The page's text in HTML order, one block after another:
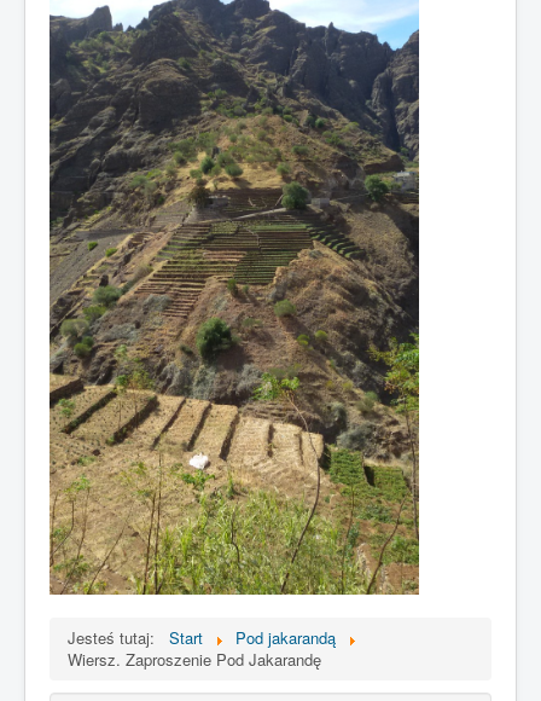
Jesteś tutaj: Start
Pod jakarandą
Wiersz. Zaproszenie Pod Jakarandę